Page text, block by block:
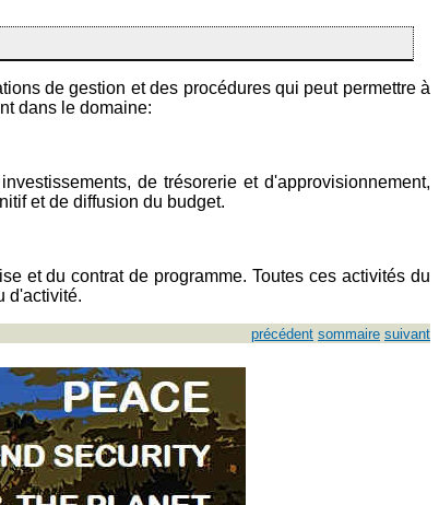
de gestion et des procédures qui peut permettre à
dans le domaine:
de trésorerie et d'approvisionnement,
et de diffusion du budget.
et du contrat de programme. Toutes ces activités du
d'activité.
précédent sommaire suivant